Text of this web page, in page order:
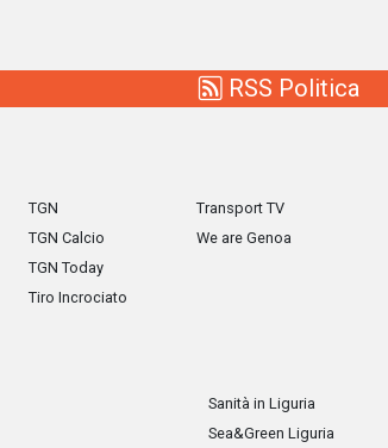
RSS Politica
TGN
TGN Calcio
TGN Today
Tiro Incrociato
Transport TV
We are Genoa
Sanità in Liguria
Sea&Green Liguria